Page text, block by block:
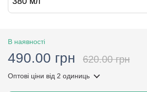
В наявності
490.00 грн 620.00 грн
Оптові ціни від 2 одиниць